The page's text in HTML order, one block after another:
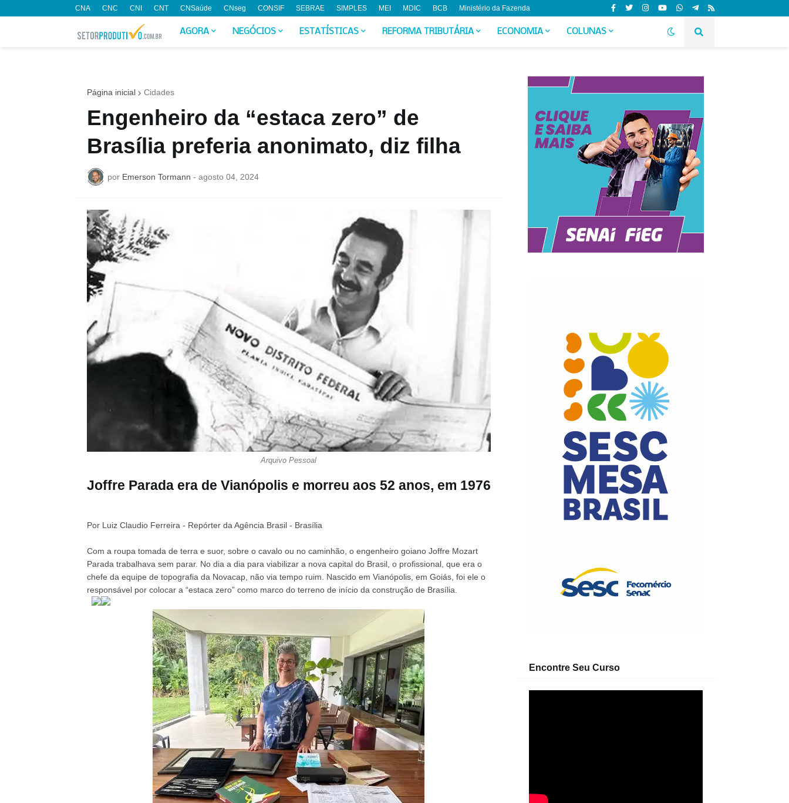
CNA CNC CNI CNT CNSaúde CNseg CONSIF SEBRAE SIMPLES MEI MDIC BCB Ministério da Fazenda
AGORA NEGÓCIOS ESTATÍSTICAS REFORMA TRIBUTÁRIA ECONOMIA COLUNAS
Página inicial Cidades
Engenheiro da “estaca zero” de
Brasília preferia anonimato, diz filha
por Emerson Tormann - agosto 04, 2024
Arquivo Pessoal
Joffre Parada era de Vianópolis e morreu aos 52 anos, em 1976
Por Luiz Claudio Ferreira - Repórter da Agência Brasil - Brasília
Com a roupa tomada de terra e suor, sobre o cavalo ou no caminhão, o engenheiro goiano Joffre Mozart
Parada trabalhava sem parar. No dia a dia para viabilizar a nova capital do Brasil, o profissional, que era o
chefe da equipe de topografia da Novacap, não via tempo ruim. Nascido em Vianópolis, em Goiás, foi ele o
responsável por colocar a “estaca zero” como marco do terreno de início da construção de Brasília.
Encontre Seu Curso